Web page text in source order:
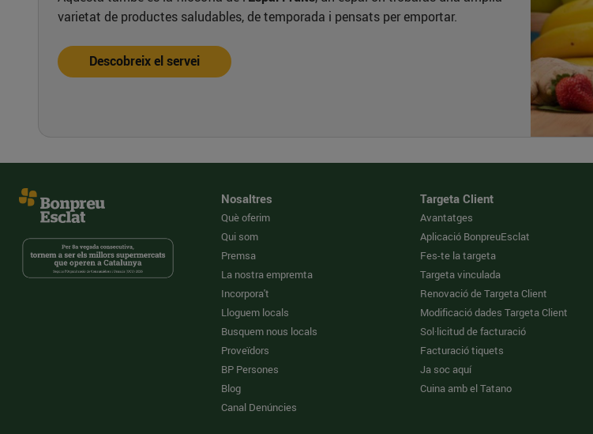
varietat de productes saludables, de temporada i pensats per emportar.
Descobreix el servei
Nosaltres
Què oferim
Qui som
Premsa
La nostra empremta
Incorpora't
Lloguem locals
Busquem nous locals
Proveïdors
BP Persones
Blog
Canal Denúncies
Targeta Client
Avantatges
Aplicació BonpreuEsclat
Fes-te la targeta
Targeta vinculada
Renovació de Targeta Client
Modificació dades Targeta Client
Sol·licitud de facturació
Facturació tiquets
Ja soc aquí
Cuina amb el Tatano